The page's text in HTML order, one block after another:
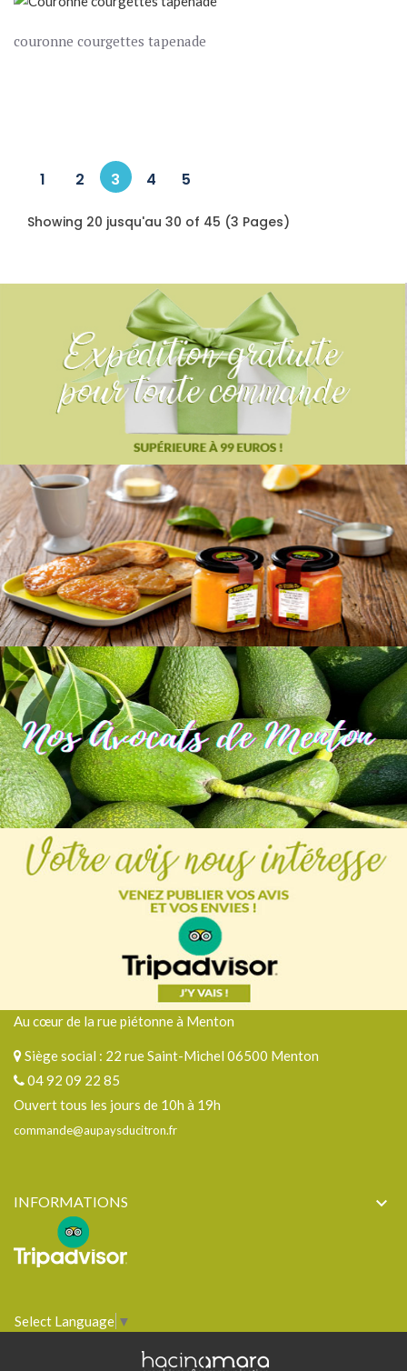
couronne courgettes tapenade
1 2 3 4 5
Showing 20 jusqu'au 30 of 45 (3 Pages)
Au cœur de la rue piétonne à Menton
Siège social : 22 rue Saint-Michel 06500 Menton
04 92 09 22 85
Ouvert tous les jours de 10h à 19h
commande@aupaysducitron.fr
INFORMATIONS 
Select Language ▼